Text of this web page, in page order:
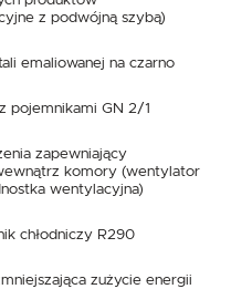
z podwójną szybą)
emaliowanej na czarno
pojemnikami GN 2/1
zapewniający
komory (wentylator
wentylacyjna)
chłodniczy R290
zużycie energii